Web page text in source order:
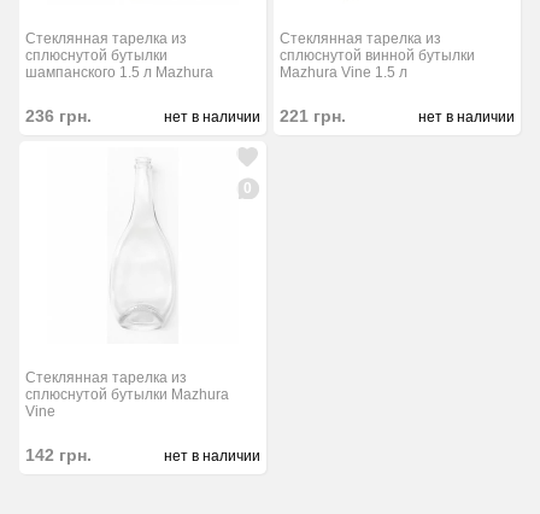
Стеклянная тарелка из
сплюснутой бутылки
шампанского 1.5 л Mazhura
236 грн. нет в наличии
Стеклянная тарелка из
сплюснутой винной бутылки
Mazhura Vine 1.5 л
221 грн. нет в наличии
0
Стеклянная тарелка из
сплюснутой бутылки Mazhura
Vine
142 грн. нет в наличии